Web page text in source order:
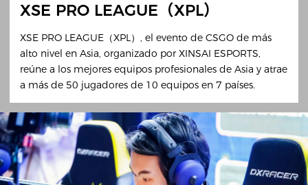
XSE PRO LEAGUE（XPL）
XSE PRO LEAGUE（XPL）, el evento de CSGO de más
alto nivel en Asia, organizado por XINSAI ESPORTS,
reúne a los mejores equipos profesionales de Asia y atrae
a más de 50 jugadores de 10 equipos en 7 países.